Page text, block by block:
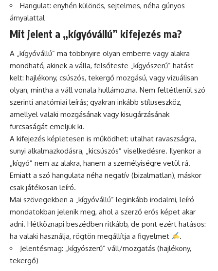
Hangulat: enyhén különös, sejtelmes, néha gúnyos
árnyalattal
Mit jelent a „kígyóvállú” kifejezés ma?
A „kígyóvállú” ma többnyire olyan emberre vagy alakra
mondható, akinek a válla, felsőteste „kígyószerű” hatást
kelt: hajlékony, csúszós, tekergő mozgású, vagy vizuálisan
olyan, mintha a váll vonala hullámozna. Nem feltétlenül szó
szerinti anatómiai leírás; gyakran inkább stíluseszköz,
amellyel valaki mozgásának vagy kisugárzásának
furcsaságát emeljük ki.
A kifejezés képletesen is működhet: utalhat ravaszságra,
sunyi alkalmazkodásra, „kicsúszós” viselkedésre. Ilyenkor a
„kígyó” nem az alakra, hanem a személyiségre vetül rá.
Emiatt a szó hangulata néha negatív (bizalmatlan), máskor
csak játékosan leíró.
Mai szövegekben a „kígyóvállú” leginkább irodalmi, leíró
mondatokban jelenik meg, ahol a szerző erős képet akar
adni. Hétköznapi beszédben ritkább, de pont ezért hatásos:
ha valaki használja, rögtön megállítja a figyelmet
.
Jelentésmag: „kígyószerű” váll/mozgatás (hajlékony,
tekergő)